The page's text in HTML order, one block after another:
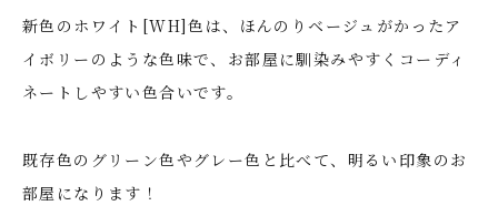
新色のホワイト[WH]色は、ほんのりベージュがかったア
イボリーのような色味で、お部屋に馴染みやすくコーディ
ネートしやすい色合いです。
既存色のグリーン色やグレー色と比べて、明るい印象のお
部屋になります！